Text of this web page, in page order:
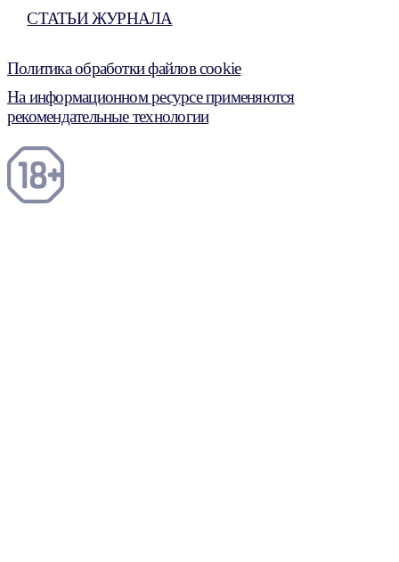
СТАТЬИ ЖУРНАЛА
Политика обработки файлов cookie
На информационном ресурсе применяются
рекомендательные технологии